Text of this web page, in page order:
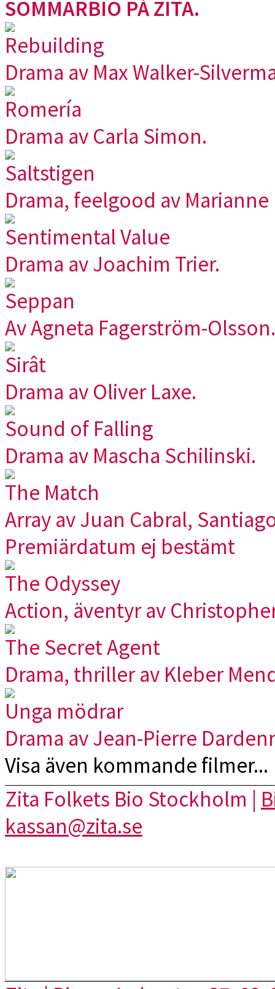
SOMMARBIO PÅ ZITA.
Rebuilding
Drama av Max Walker-
Romería
Drama av Carla Simon.
Saltstigen
Drama, feelgood av
Sentimental Value
Drama av Joachim Trier.
Seppan
Av Agneta Fagerström-Olsson.
Sirât
Drama av Oliver Laxe.
Sound of Falling
Drama av Mascha Schilinski.
The Match
Array av Juan Cabral,
Premiärdatum ej bestämt
The Odyssey
Action, äventyr av
The Secret Agent
Drama, thriller av Kleber
Unga mödrar
Drama av Jean-Pierre
Visa även kommande filmer...
Zita Folkets Bio Stockholm |
kassan@zita.se